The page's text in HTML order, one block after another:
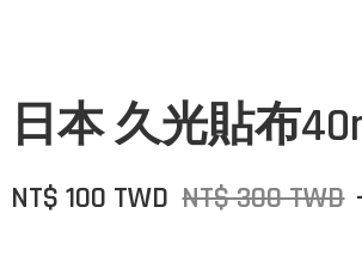
日本 久光貼布
NT$ 100 TWD NT$ 300 TWD